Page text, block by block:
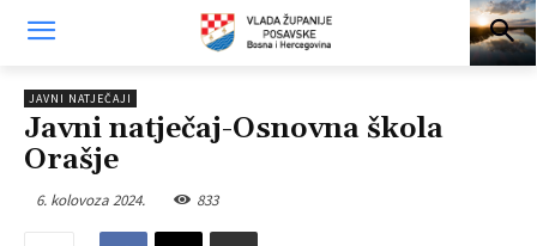
JAVNI NATJEČAJI
Javni natječaj-Osnovna škola
Orašje
6. kolovoza 2024. 833